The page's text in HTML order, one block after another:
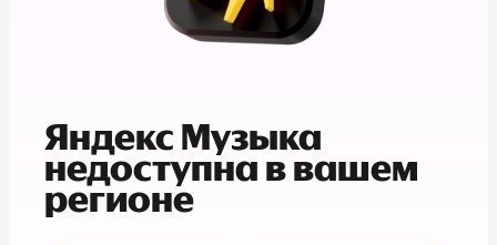
Яндекс Музыка
недоступна в вашем
регионе